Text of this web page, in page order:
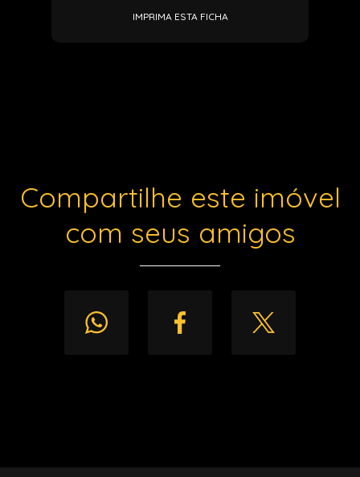
IMPRIMA ESTA FICHA
Compartilhe este imóvel
com seus amigos